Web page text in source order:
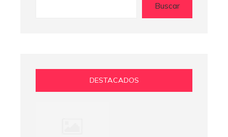
Buscar
DESTACADOS